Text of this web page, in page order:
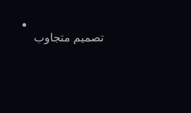
تصميم متجاوب